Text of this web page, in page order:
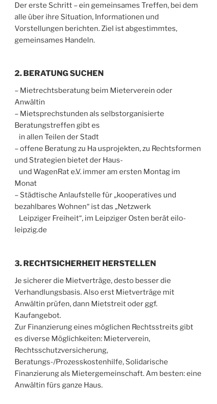
Der erste Schritt – ein gemeinsames Treffen, bei dem
alle über ihre Situation, Informationen und
Vorstellungen berichten. Ziel ist abgestimmtes,
gemeinsames Handeln.
2. BERATUNG SUCHEN
– Mietrechtsberatung beim Mieterverein oder
Anwältin
– Mietsprechstunden als selbstorganisierte
Beratungstreffen gibt es
in allen Teilen der Stadt
– offene Beratung zu Ha usprojekten, zu Rechtsformen
und Strategien bietet der Haus-
und WagenRat e.V. immer am ersten Montag im
Monat
– Städtische Anlaufstelle für „kooperatives und
bezahlbares Wohnen“ ist das „Netzwerk
Leipziger Freiheit“, im Leipziger Osten berät eilo-
leipzig.de
3. RECHTSICHERHEIT HERSTELLEN
Je sicherer die Mietverträge, desto besser die
Verhandlungsbasis. Also erst Mietverträge mit
Anwältin prüfen, dann Mietstreit oder ggf.
Kaufangebot.
Zur Finanzierung eines möglichen Rechtsstreits gibt
es diverse Möglichkeiten: Mieterverein,
Rechtsschutzversicherung,
Beratungs-/Prozesskostenhilfe, Solidarische
Finanzierung als Mietergemeinschaft. Am besten: eine
Anwältin fürs ganze Haus.